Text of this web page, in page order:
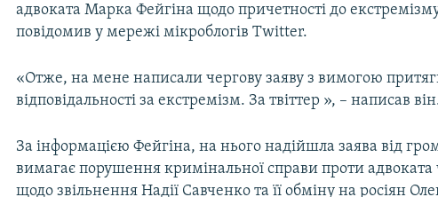
адвоката Марка Фейгіна щодо причетності до
повідомив у мережі мікроблогів Twitter.
«Отже, на мене написали чергову заяву з вимогою
відповідальності за екстремізм. За твіттер », – написав
За інформацією Фейгіна, на нього надійшла заява від
вимагає порушення кримінальної справи проти адвоката
щодо звільнення Надії Савченко та її обміну на росіян